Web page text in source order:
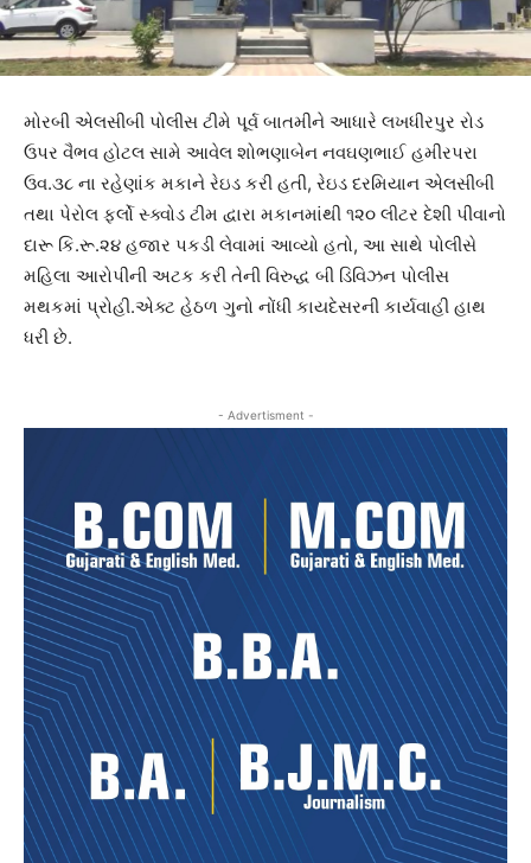
મોરબી એલસીબી પોલીસ ટીમે પૂર્વ બાતમીને આધારે લખધીરપુર રોડ
ઉપર વૈભવ હોટલ સામે આવેલ શોભણાબેન નવઘણભાઈ હમીરપરા
ઉવ.૩૮ ના રહેણાંક મકાને રેઇડ કરી હતી, રેઇડ દરમિયાન એલસીબી
તથા પેરોલ ફર્લો સ્ક્વોડ ટીમ દ્વારા મકાનમાંથી ૧૨૦ લીટર દેશી પીવાનો
દારૂ કિ.રૂ.૨૪ હજાર પકડી લેવામાં આવ્યો હતો, આ સાથે પોલીસે
મહિલા આરોપીની અટક કરી તેની વિરુદ્ધ બી ડિવિઝન પોલીસ
મથકમાં પ્રોહી.એક્ટ હેઠળ ગુનો નોંધી કાયદેસરની કાર્યવાહી હાથ
ધરી છે.
- Advertisment -